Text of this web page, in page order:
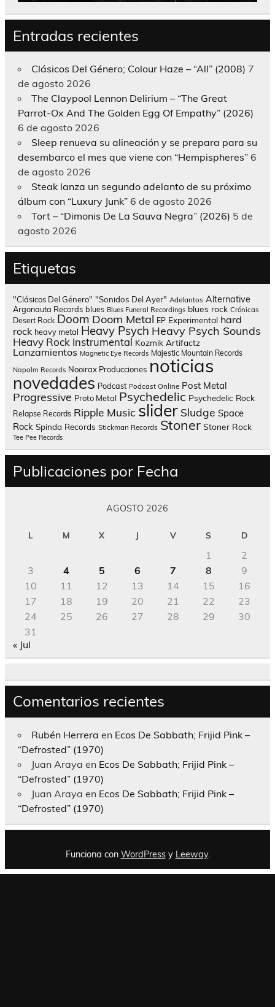
Entradas recientes
Clásicos Del Género; Colour Haze – “All” (2008) 7
de agosto 2026
The Claypool Lennon Delirium – “The Great
Parrot-Ox And The Golden Egg Of Empathy” (2026)
6 de agosto 2026
Sleep renueva su alineación y se prepara para su
desembarco el mes que viene con “Hempispheres” 6
de agosto 2026
Steak lanza un segundo adelanto de su próximo
álbum con “Luxury Junk” 6 de agosto 2026
Tort – “Dimonis De La Sauva Negra” (2026) 5 de
agosto 2026
Etiquetas
"Clásicos Del Género" "Sonidos Del Ayer" Adelantos Alternative
Argonauta Records blues Blues Funeral Recordings blues rock Crónicas
Desert Rock Doom Doom Metal EP Experimental hard
rock heavy metal Heavy Psych Heavy Psych Sounds
Heavy Rock Instrumental Kozmik Artifactz
Lanzamientos Magnetic Eye Records Majestic Mountain Records
Napalm Records Nooirax Producciones noticias
novedades Podcast Podcast Online Post Metal
Progressive Proto Metal Psychedelic Psychedelic Rock
Relapse Records Ripple Music slider Sludge Space
Rock Spinda Records Stickman Records Stoner Stoner Rock
Tee Pee Records
Publicaciones por Fecha
AGOSTO 2026
L M X J V S D
1
2
3
4 5 6 7 8
9
10
11 12 13 14 15
16
17
18 19 20 21 22
23
24
25 26 27 28 29
30
31
« Jul
Comentarios recientes
Rubén Herrera en Ecos De Sabbath; Frijid Pink –
“Defrosted” (1970)
Juan Araya en Ecos De Sabbath; Frijid Pink –
“Defrosted” (1970)
Juan Araya en Ecos De Sabbath; Frijid Pink –
“Defrosted” (1970)
Funciona con WordPressy Leeway.